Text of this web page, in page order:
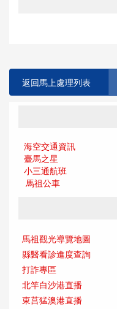
返回馬上處理列表
海空交通資訊
臺馬之星
小三通航班
馬祖公車
馬祖觀光導覽地圖
縣醫看診進度查詢
打詐專區
北竿白沙港直播
東莒猛澳港直播